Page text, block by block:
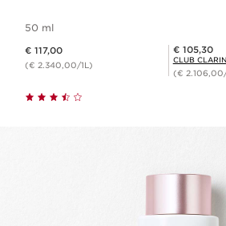
50 ml
€ 117,00
(€ 2.340,00/1L)
Club Clarins Prijs € 105,30
€ 105,30
CLUB
(€